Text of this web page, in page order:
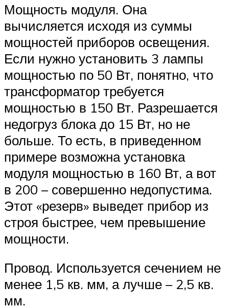
Мощность модуля. Она
вычисляется исходя из суммы
мощностей приборов освещения.
Если нужно установить 3 лампы
мощностью по 50 Вт, понятно, что
трансформатор требуется
мощностью в 150 Вт. Разрешается
недогруз блока до 15 Вт, но не
больше. То есть, в приведенном
примере возможна установка
модуля мощностью в 160 Вт, а вот
в 200 – совершенно недопустима.
Этот «резерв» выведет прибор из
строя быстрее, чем превышение
мощности.
Провод. Используется сечением не
менее 1,5 кв. мм, а лучше – 2,5 кв.
мм.